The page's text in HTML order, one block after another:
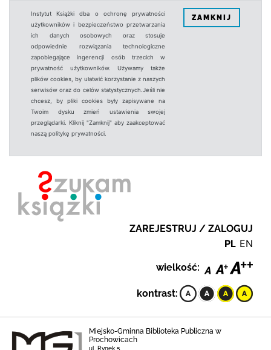
Instytut Książki dba o ochronę prywatności
użytkowników i bezpieczeństwo przetwarzania
ich danych osobowych oraz stosuje
odpowiednie rozwiązania technologiczne
zapobiegające ingerencji osób trzecich w
prywatność użytkowników. Używamy także
plików cookies, by ułatwić korzystanie z naszych
serwisów oraz do celów statystycznych.Jeśli nie
chcesz, by pliki cookies były zapisywane na
Twoim dysku zmień ustawienia swojej
przeglądarki. Kliknij "Zamknij" aby zaakceptować
naszą politykę prywatności.
ZAMKNIJ
ZAREJESTRUJ / ZALOGUJ
PL EN
wielkość:
kontrast:
Miejsko-Gminna Biblioteka Publiczna w
Prochowicach
ul. Rynek 5